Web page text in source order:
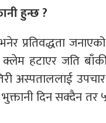
हुन्छ ?
प्रतिवद्धता
हटाएर जति बाँकी
अस्पताललाई
दिन सक्दैन